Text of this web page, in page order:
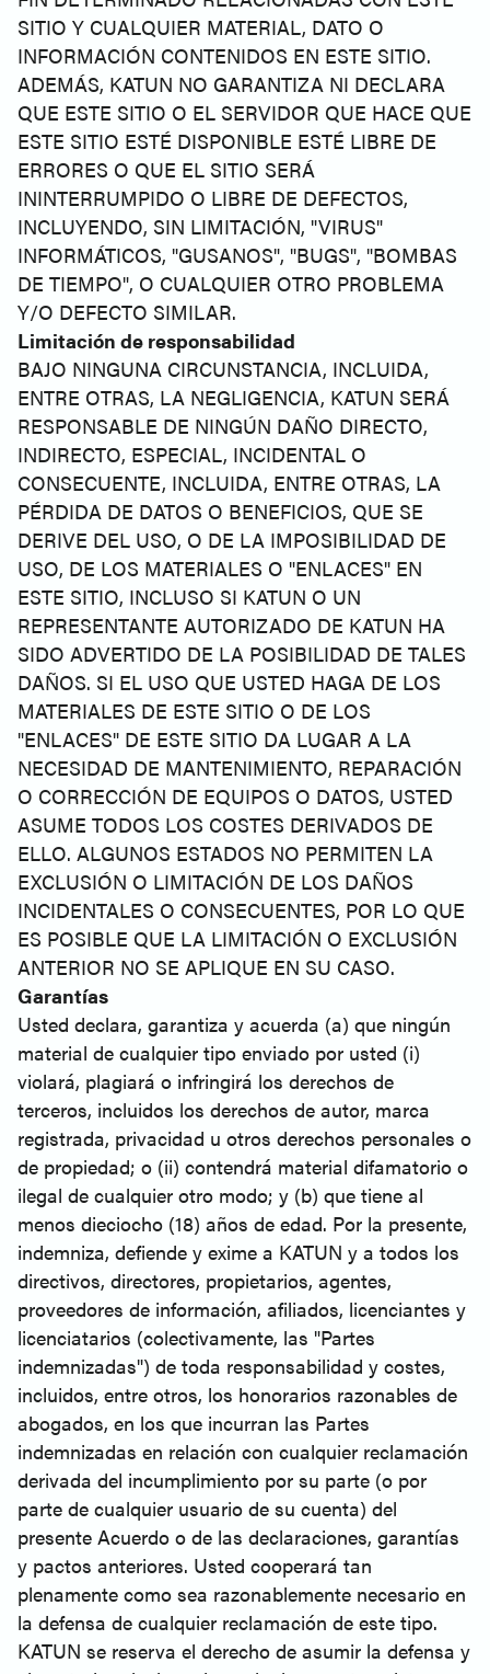
SITIO Y CUALQUIER MATERIAL, DATO O
INFORMACIÓN CONTENIDOS EN ESTE SITIO.
ADEMÁS, KATUN NO GARANTIZA NI DECLARA
QUE ESTE SITIO O EL SERVIDOR QUE HACE QUE
ESTE SITIO ESTÉ DISPONIBLE ESTÉ LIBRE DE
ERRORES O QUE EL SITIO SERÁ
ININTERRUMPIDO O LIBRE DE DEFECTOS,
INCLUYENDO, SIN LIMITACIÓN, "VIRUS"
INFORMÁTICOS, "GUSANOS", "BUGS", "BOMBAS
DE TIEMPO", O CUALQUIER OTRO PROBLEMA
Y/O DEFECTO SIMILAR.
Limitación de responsabilidad
BAJO NINGUNA CIRCUNSTANCIA, INCLUIDA,
ENTRE OTRAS, LA NEGLIGENCIA, KATUN SERÁ
RESPONSABLE DE NINGÚN DAÑO DIRECTO,
INDIRECTO, ESPECIAL, INCIDENTAL O
CONSECUENTE, INCLUIDA, ENTRE OTRAS, LA
PÉRDIDA DE DATOS O BENEFICIOS, QUE SE
DERIVE DEL USO, O DE LA IMPOSIBILIDAD DE
USO, DE LOS MATERIALES O "ENLACES" EN
ESTE SITIO, INCLUSO SI KATUN O UN
REPRESENTANTE AUTORIZADO DE KATUN HA
SIDO ADVERTIDO DE LA POSIBILIDAD DE TALES
DAÑOS. SI EL USO QUE USTED HAGA DE LOS
MATERIALES DE ESTE SITIO O DE LOS
"ENLACES" DE ESTE SITIO DA LUGAR A LA
NECESIDAD DE MANTENIMIENTO, REPARACIÓN
O CORRECCIÓN DE EQUIPOS O DATOS, USTED
ASUME TODOS LOS COSTES DERIVADOS DE
ELLO. ALGUNOS ESTADOS NO PERMITEN LA
EXCLUSIÓN O LIMITACIÓN DE LOS DAÑOS
INCIDENTALES O CONSECUENTES, POR LO QUE
ES POSIBLE QUE LA LIMITACIÓN O EXCLUSIÓN
ANTERIOR NO SE APLIQUE EN SU CASO.
Garantías
Usted declara, garantiza y acuerda (a) que ningún
material de cualquier tipo enviado por usted (i)
violará, plagiará o infringirá los derechos de
terceros, incluidos los derechos de autor, marca
registrada, privacidad u otros derechos personales o
de propiedad; o (ii) contendrá material difamatorio o
ilegal de cualquier otro modo; y (b) que tiene al
menos dieciocho (18) años de edad. Por la presente,
indemniza, defiende y exime a KATUN y a todos los
directivos, directores, propietarios, agentes,
proveedores de información, afiliados, licenciantes y
licenciatarios (colectivamente, las "Partes
indemnizadas") de toda responsabilidad y costes,
incluidos, entre otros, los honorarios razonables de
abogados, en los que incurran las Partes
indemnizadas en relación con cualquier reclamación
derivada del incumplimiento por su parte (o por
parte de cualquier usuario de su cuenta) del
presente Acuerdo o de las declaraciones, garantías
y pactos anteriores. Usted cooperará tan
plenamente como sea razonablemente necesario en
la defensa de cualquier reclamación de este tipo.
KATUN se reserva el derecho de asumir la defensa y